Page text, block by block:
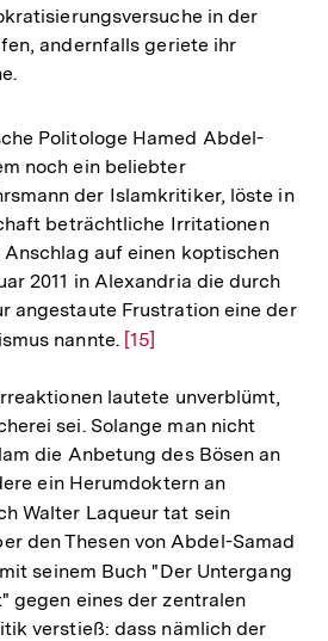
in der
andernfalls geriete ihr
Politologe Hamed Abdel-
noch ein beliebter
der Islamkritiker, löste in
beträchtliche Irritationen
Anschlag auf einen koptischen
2011 in Alexandria die durch
angestaute Frustration eine der
nannte. Zur
der
Fußnote
[15]
lautete unverblümt,
sei. Solange man nicht
die Anbetung des Bösen an
ein Herumdoktern an
Walter Laqueur tat sein
den Thesen von Abdel-Samad
seinem Buch "Der Untergang
gegen eines der zentralen
verstieß: dass nämlich der